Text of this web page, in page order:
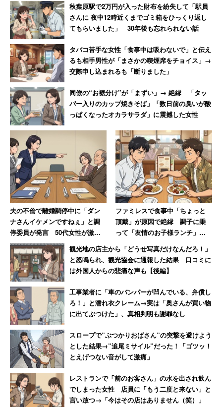
秋葉原駅で2万円が入った財布を紛失して「駅員
さんに 夜中12時近くまでゴミ箱をひっくり返し
てもらいました」 30年後も忘れられない話
タバコ苦手な女性「食事中は吸わないで」と伝え
るも相手男性が「まさかの喫煙席をチョイス」→
交際申し込まれるも「断りました」
同僚の“お裾分け”が「まずい」→ 絶縁 「タッ
パー入りのカップ焼きそば」「数日前の臭いが酸
っぱくなったオカラサラダ」に震撼した女性
夫の不倫で離婚調停中に「ダン
ナさんイケメンですねぇ」と調
停委員が発言 50代女性が激怒
した無神経すぎる一言
ファミレスで食事中「ちょっと
頂戴」が原因で絶縁 調子に乗
って「友情のお子様ランチ」を
作ってSNSで“プチバズ”した友
人の末路
観光地の店主から「どうせ写真だけなんだろ！」
と怒鳴られ、観光協会に通報した結果 口コミに
は外国人からの悲痛な声も【後編】
工事業者に「車のバンパーが凹んでいる、弁償し
ろ！」と濡れ衣クレーム→実は「奥さんが買い物
に出てぶつけた」、真相判明も謝罪なし
スロープで”ぶつかりおばさん”の突撃を避けよう
とした結果→”追尾ミサイル”だった！「ゴツッ！
とえげつない音がして激痛」
レストランで「前のお客さん」の水を出され飲ん
でしまった女性 店員に「もう二度と来ない」と
言い放つ→「今はその店はありません（笑）」